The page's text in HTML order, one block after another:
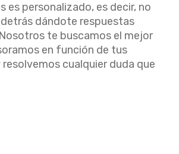
es personalizado, es decir, no
dándote respuestas
te buscamos el mejor
en función de tus
cualquier duda que